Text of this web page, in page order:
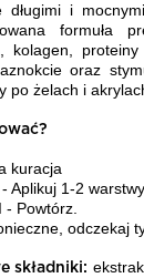
długimi i
formuła
kolagen,
oraz
po żelach i
kuracja
- Aplikuj 1-2
- Powtórz.
odczekaj
składniki: